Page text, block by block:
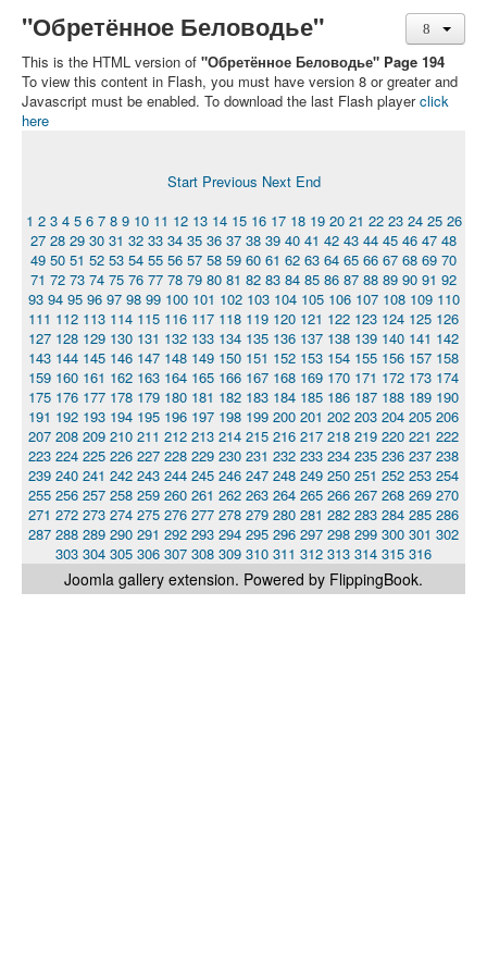
"Обретённое Беловодье"
This is the HTML version of "Обретённое Беловодье" Page 194
To view this content in Flash, you must have version 8 or greater and
Javascript must be enabled. To download the last Flash playerclick
here
Start Previous Next End
1 2 3 4 5 6 7 8 9 10 11 12 13 14 15 16 17 18 19 20 21 22 23 24 25 26
27 28 29 30 31 32 33 34 35 36 37 38 39 40 41 42 43 44 45 46 47 48
49 50 51 52 53 54 55 56 57 58 59 60 61 62 63 64 65 66 67 68 69 70
71 72 73 74 75 76 77 78 79 80 81 82 83 84 85 86 87 88 89 90 91 92
93 94 95 96 97 98 99 100 101 102 103 104 105 106 107 108 109 110
111 112 113 114 115 116 117 118 119 120 121 122 123 124 125 126
127 128 129 130 131 132 133 134 135 136 137 138 139 140 141 142
143 144 145 146 147 148 149 150 151 152 153 154 155 156 157 158
159 160 161 162 163 164 165 166 167 168 169 170 171 172 173 174
175 176 177 178 179 180 181 182 183 184 185 186 187 188 189 190
191 192 193 194 195 196 197 198 199 200 201 202 203 204 205 206
207 208 209 210 211 212 213 214 215 216 217 218 219 220 221 222
223 224 225 226 227 228 229 230 231 232 233 234 235 236 237 238
239 240 241 242 243 244 245 246 247 248 249 250 251 252 253 254
255 256 257 258 259 260 261 262 263 264 265 266 267 268 269 270
271 272 273 274 275 276 277 278 279 280 281 282 283 284 285 286
287 288 289 290 291 292 293 294 295 296 297 298 299 300 301 302
303 304 305 306 307 308 309 310 311 312 313 314 315 316
Joomla gallery extension. Powered by FlippingBook.